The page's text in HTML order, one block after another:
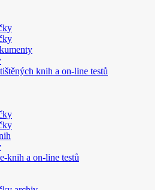
knih a on-line testů
knih a on-line testů